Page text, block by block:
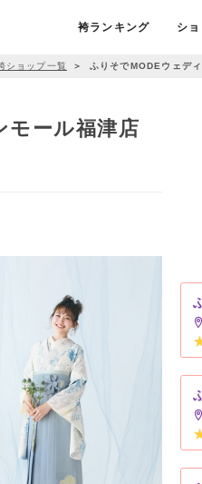
袴ランキング シ
ショップ一覧 ＞ ふりそでMODEウェデ
ール福津店